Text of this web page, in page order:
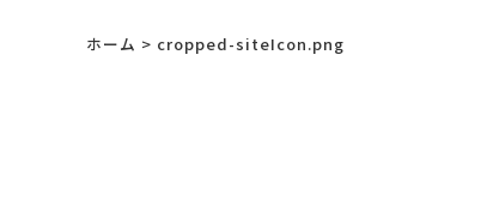
ホーム > cropped-siteIcon.png